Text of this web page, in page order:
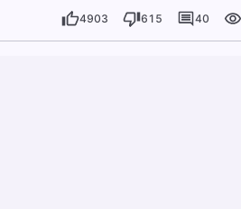
4903 615 40